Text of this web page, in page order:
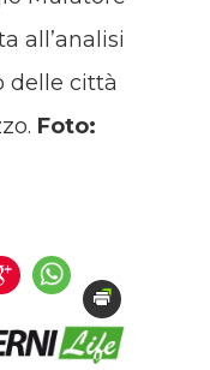
all’analisi
delle città
Foto: